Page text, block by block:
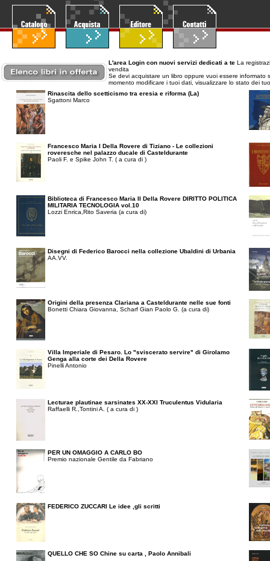
L'area Login con nuovi servizi dedicati a te La
vendita
Se devi acquistare un libro oppure vuoi essere informato
momento modificare i tuoi dati, visualizzare lo stato dei
Rinascita dello scetticismo tra eresia e riforma (La)
Sgattoni Marco
Francesco Maria I Della Rovere di Tiziano - Le collezioni
roveresche nel palazzo ducale di Casteldurante
Paoli F. e Spike John T. ( a cura di )
Biblioteca di Francesco Maria II Della Rovere DIRITTO POLITICA
MILITARIA TECNOLOGIA vol.10
Lozzi Enrica,Rito Saveria (a cura di)
Disegni di Federico Barocci nella collezione Ubaldini di Urbania
AA.VV.
Origini della presenza Clariana a Casteldurante nelle sue fonti
Bonetti Chiara Giovanna, Scharf Gian Paolo G. (a cura di)
Villa Imperiale di Pesaro. Lo "sviscerato servire" di Girolamo
Genga alla corte dei Della Rovere
Pinelli Antonio
Lecturae plautinae sarsinates XX-XXI Truculentus Vidularia
Raffaelli R.,Tontini A. ( a cura di )
PER UN OMAGGIO A CARLO BO
Premio nazionale Gentile da Fabriano
FEDERICO ZUCCARI Le idee ,gli scritti
QUELLO CHE SO Chine su carta , Paolo Annibali